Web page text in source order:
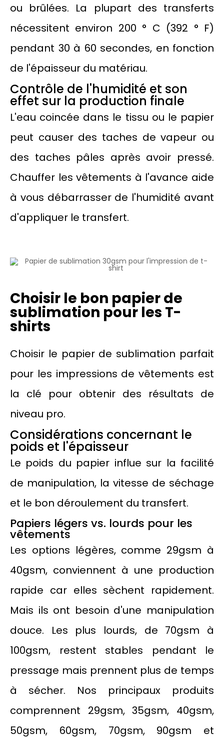
ou brûlées. La plupart des transferts
nécessitent environ 200 ° C (392 ° F)
pendant 30 à 60 secondes, en fonction
de l'épaisseur du matériau.
Contrôle de l'humidité et son
effet sur la production finale
L'eau coincée dans le tissu ou le papier
peut causer des taches de vapeur ou
des taches pâles après avoir pressé.
Chauffer les vêtements à l'avance aide
à vous débarrasser de l'humidité avant
d'appliquer le transfert.
Choisir le bon papier de
sublimation pour les T-
shirts
Choisir le papier de sublimation parfait
pour les impressions de vêtements est
la clé pour obtenir des résultats de
niveau pro.
Considérations concernant le
poids et l'épaisseur
Le poids du papier influe sur la facilité
de manipulation, la vitesse de séchage
et le bon déroulement du transfert.
Papiers légers vs. lourds pour les
vêtements
Les options légères, comme 29gsm à
40gsm, conviennent à une production
rapide car elles sèchent rapidement.
Mais ils ont besoin d'une manipulation
douce. Les plus lourds, de 70gsm à
100gsm, restent stables pendant le
pressage mais prennent plus de temps
à sécher. Nos principaux produits
comprennent 29gsm, 35gsm, 40gsm,
50gsm, 60gsm, 70gsm, 90gsm et